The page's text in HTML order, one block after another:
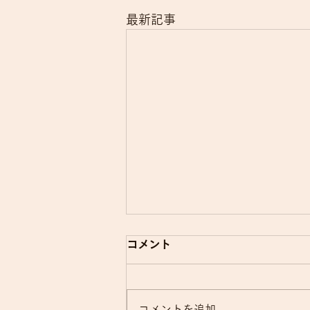
最新記事
電子的診療情報連携体制整備
加算について
コメント